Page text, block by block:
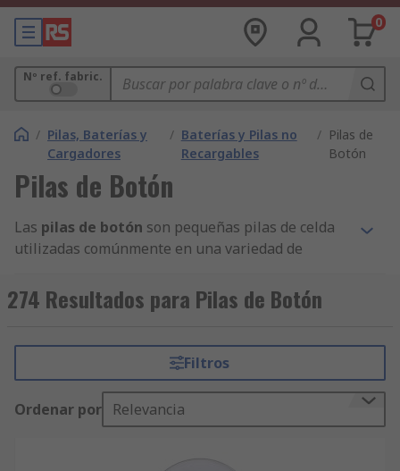
0
Nº ref. fabric.
/ Pilas, Baterías y
Cargadores
/ Baterías y Pilas no
Recargables
/ Pilas de
Botón
Pilas de Botón
Las pilas de botón son pequeñas pilas de celda
utilizadas comúnmente en una variedad de
compacto y su densidad energética las hacen
especialmente útiles en aparatos donde el
distancia, sensores o dispositivos portátiles.
Puedes consultar el amplio catálogo depilas,
baterías y cargadorespara completar tu compra.
274 Resultados para Pilas de Botón
Filtros
Ordenar por Relevancia